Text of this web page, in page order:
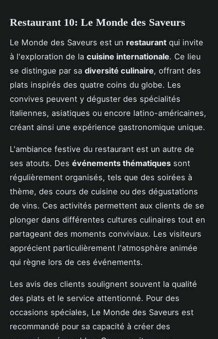
Restaurant 10: Le Monde des Saveurs
Le Monde des Saveurs est un restaurant qui invite
à l'exploration de la cuisine internationale. Ce lieu
se distingue par sa diversité culinaire, offrant des
plats inspirés des quatre coins du globe. Les
convives peuvent y déguster des spécialités
italiennes, asiatiques ou encore latino-américaines,
créant ainsi une expérience gastronomique unique.
L'ambiance festive du restaurant est un autre de
ses atouts. Des événements thématiques sont
régulièrement organisés, tels que des soirées à
thème, des cours de cuisine ou des dégustations
de vins. Ces activités permettent aux clients de se
plonger dans différentes cultures culinaires tout en
partageant des moments conviviaux. Les visiteurs
apprécient particulièrement l'atmosphère animée
qui règne lors de ces événements.
Les avis des clients soulignent souvent la qualité
des plats et le service attentionné. Pour des
occasions spéciales, Le Monde des Saveurs est
recommandé pour sa capacité à créer des